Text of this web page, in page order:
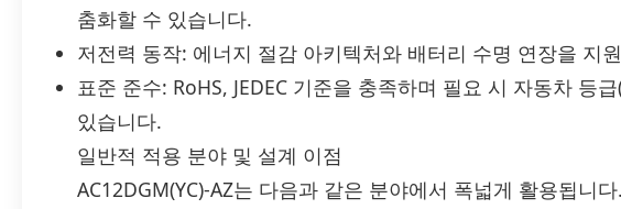
춤화할 수 있습니다.
저전력 동작: 에너지 절감 아키텍처와 배터리 수명 연장을 지
표준 준수: RoHS, JEDEC 기준을 충족하며 필요 시 자동차 등
있습니다.
일반적 적용 분야 및 설계 이점
AC12DGM(YC)-AZ는 다음과 같은 분야에서 폭넓게 활용됩니다.